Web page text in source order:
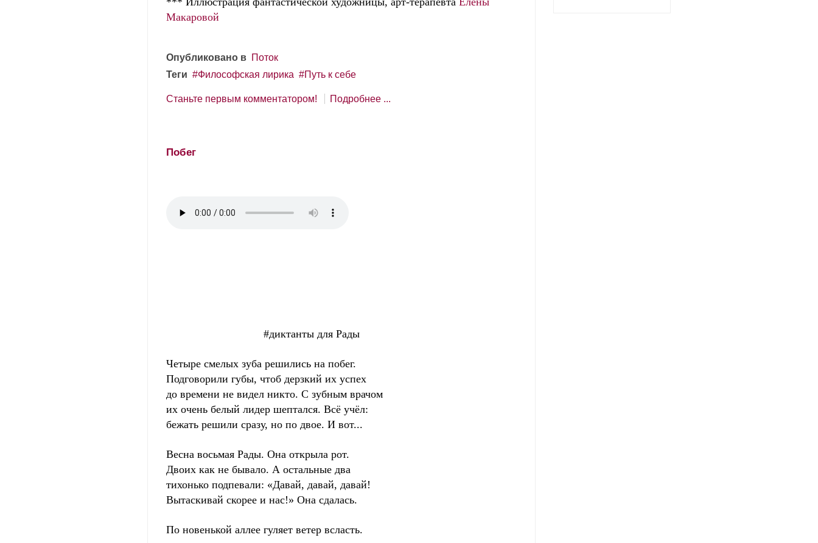
Макаровой
Опубликовано в
Поток
Теги
Философская лирика Путь к себе
Станьте первым комментатором! Подробнее ...
Побег
#диктанты для Рады
Четыре смелых зуба решились на побег.
Подговорили губы, чтоб дерзкий их успех
до времени не видел никто. С зубным врачом
их очень белый лидер шептался. Всё учёл:
бежать решили сразу, но по двое. И вот...
Весна восьмая Рады. Она открыла рот.
Двоих как не бывало. А остальные два
тихонько подпевали: «Давай, давай, давай!
Вытаскивай скорее и нас!» Она сдалась.
По новенькой аллее гуляет ветер всласть.